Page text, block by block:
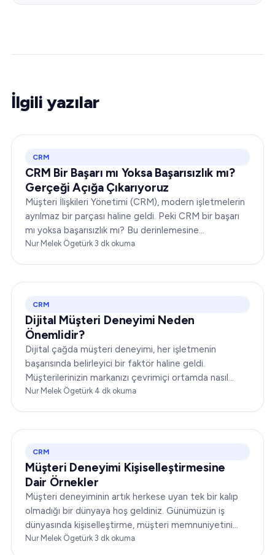
İlgili yazılar
CRM
CRM Bir Başarı mı Yoksa Başarısızlık mı?
Gerçeği Açığa Çıkarıyoruz
Müşteri İlişkileri Yönetimi (CRM), modern işletmelerin
ayrılmaz bir parçası haline geldi. Peki CRM bir başarı
mı yoksa başarısızlık mı? Bu derinlemesine
incelemede, size kapsamlı bir bakış açısı sunmak için
Nur Melek Ögetürk·3 dk okuma
CRM
Dijital Müşteri Deneyimi Neden
Önemlidir?
Dijital çağda müşteri deneyimi, her işletmenin
başarısında belirleyici bir faktör haline geldi.
Müşterilerinizin markanızı çevrimiçi ortamda nasıl
algıladığı ve markanızla nasıl etkileşime geçtiği,
Nur Melek Ögetürk·4 dk okuma
CRM
Müşteri Deneyimi Kişiselleştirmesine
Dair Örnekler
Müşteri deneyiminin artık herkese uyan tek bir kalıp
olmadığı bir dünyaya hoş geldiniz. Günümüzün iş
dünyasında kişiselleştirme, müşteri memnuniyetini
dönüştürmenin anahtarıdır. Bu makale…
Nur Melek Ögetürk·3 dk okuma